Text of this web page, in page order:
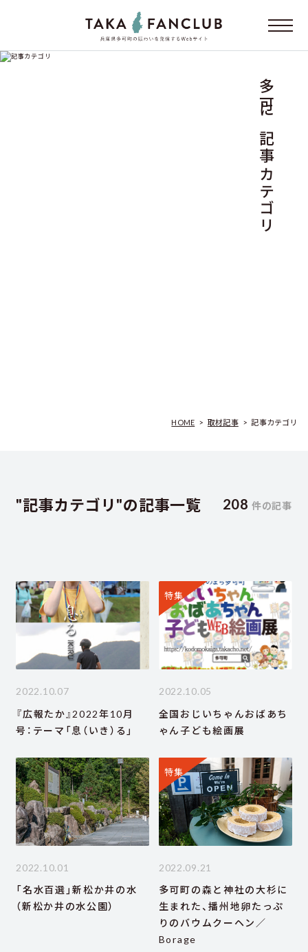
多可に記事カテゴリ
HOME > 取材記事 > 記事カテゴリ
"記事カテゴリ"の記事一覧 208 件の記事
2022.10.07
『広報たか』2022年10月
号：テーマ「息（いき）る」
特集
2022.10.05
全国おじいちゃんおばあち
ゃん子ども絵画展
2022.10.01
「名水百選」新松か井の水
（新松か井の水公園）
特集
2022.09.21
多可町の森と神社の大杉に
生まれた、播州地卵たっぷ
りのバウムクーヘン／
Borage